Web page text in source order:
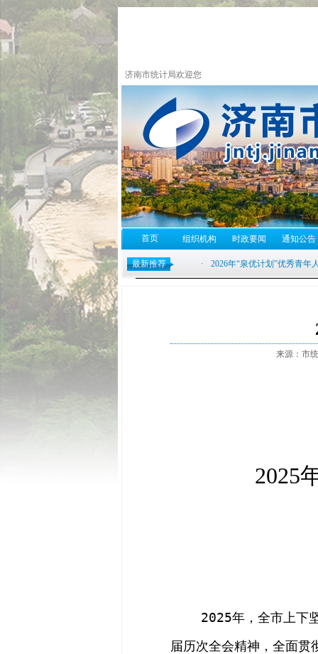
济南市统计局欢迎您
首页 组织机构 时政要闻 通知公告
最新推荐
来源：市
2025
2025年，全市上下
届历次全会精神，全面贯